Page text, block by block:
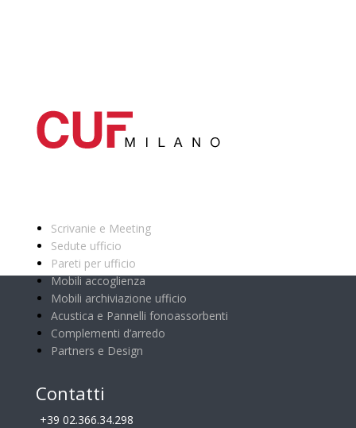
Scrivanie e Meeting
Sedute ufficio
Pareti per ufficio
Mobili accoglienza
Mobili archiviazione ufficio
Acustica e Pannelli fonoassorbenti
Complementi d’arredo
Partners e Design
Contatti
+39 02.366.34.298